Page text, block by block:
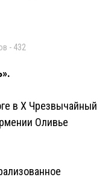
- 432
в Х Чрезвычайный
Оливье